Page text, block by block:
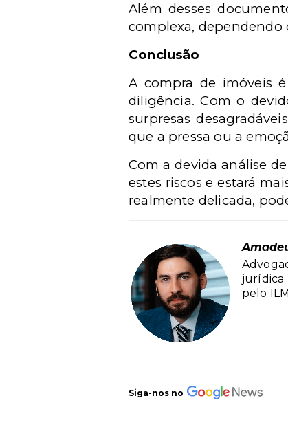
Além desses
complexa, dependendo
Conclusão
A compra de imóveis
diligência. Com o
surpresas
que a pressa ou a
Com a devida análise
estes riscos e estará
realmente delicada,
pelo
Siga-nos no